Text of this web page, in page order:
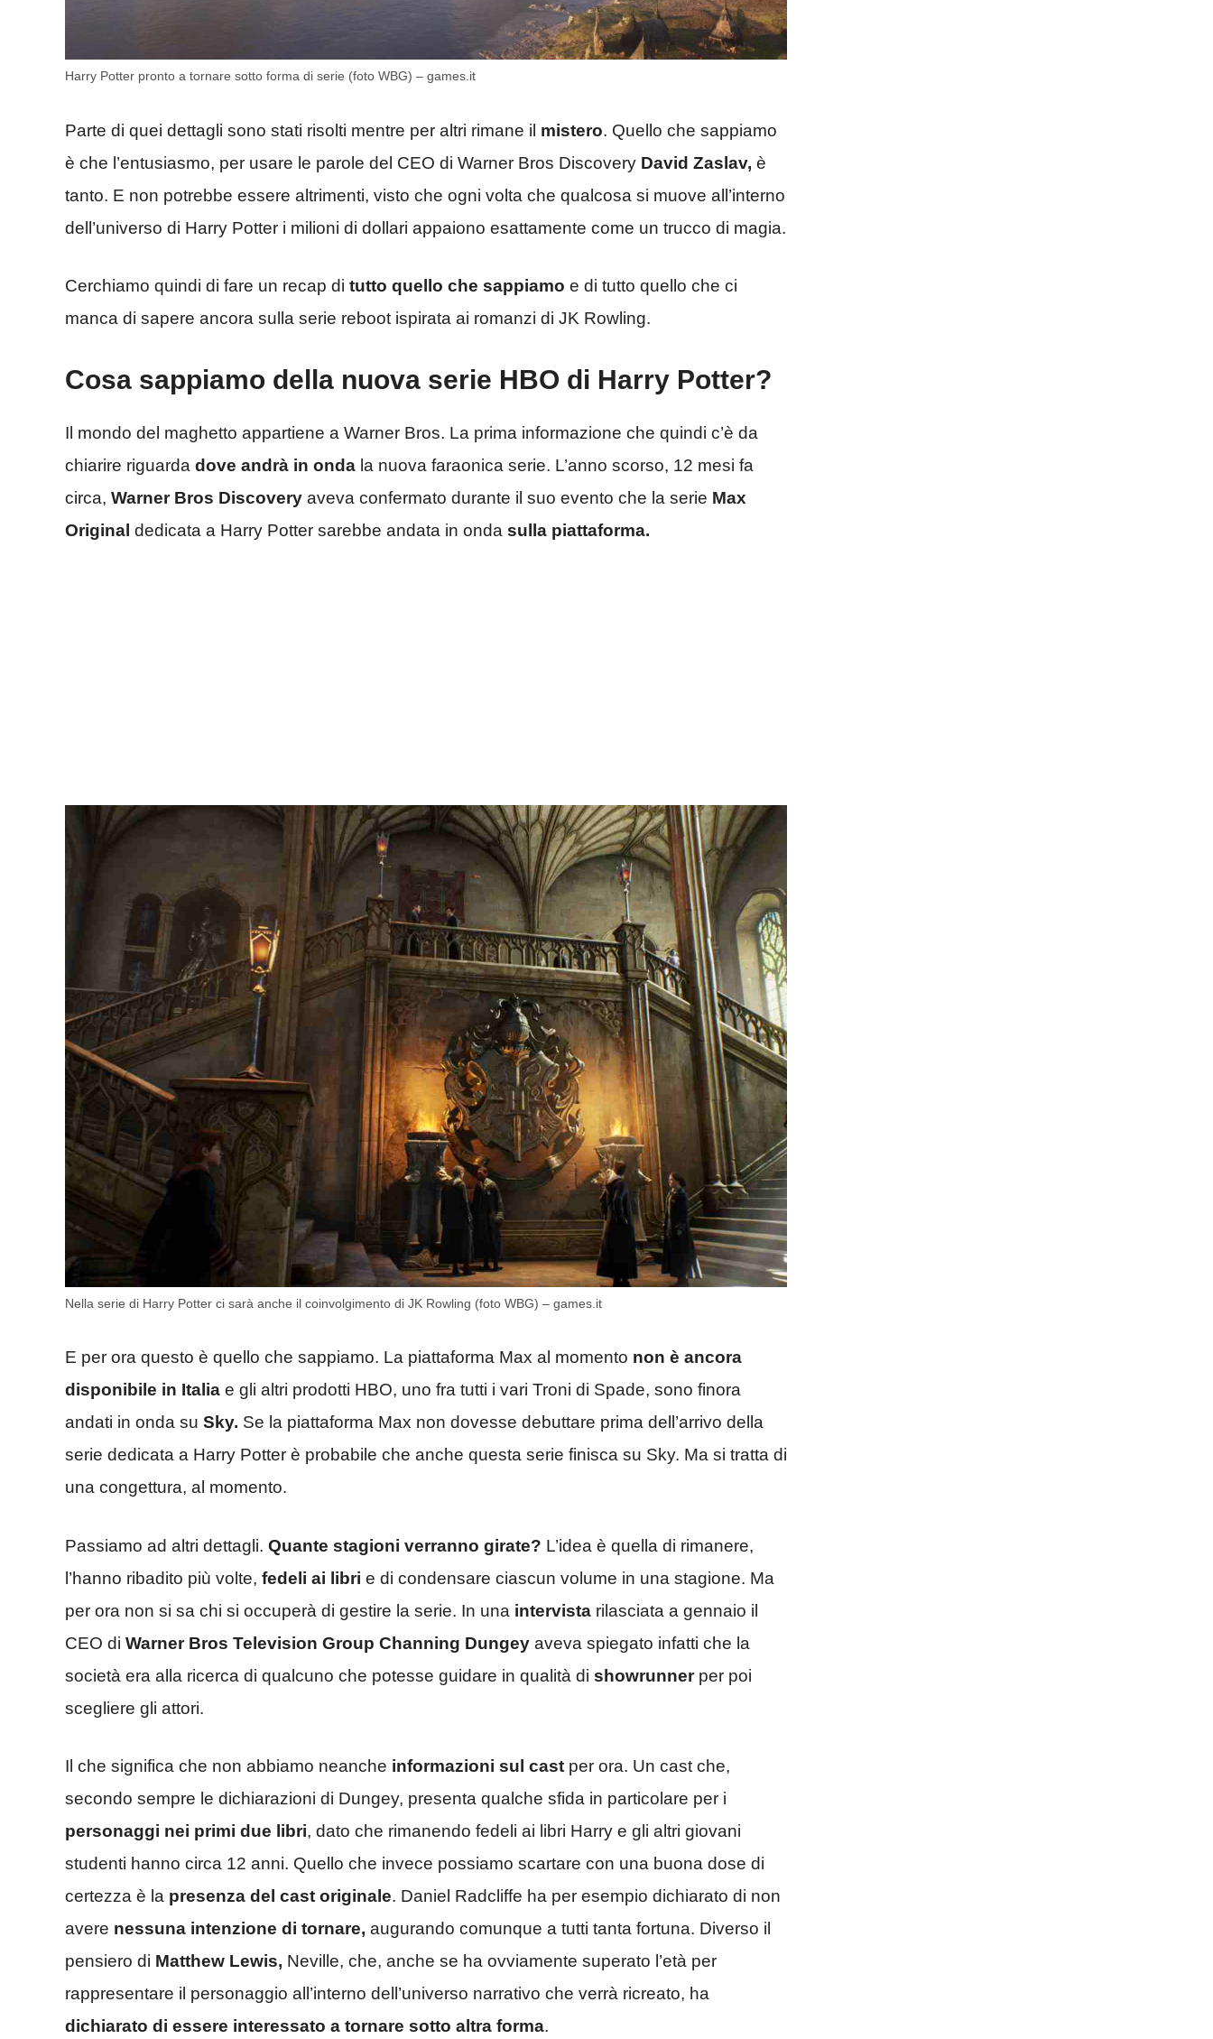
Harry Potter pronto a tornare sotto forma di serie (foto WBG) – games.it
Parte di quei dettagli sono stati risolti mentre per altri rimane il mistero. Quello che sappiamo
è che l’entusiasmo, per usare le parole del CEO di Warner Bros Discovery David Zaslav, è
tanto. E non potrebbe essere altrimenti, visto che ogni volta che qualcosa si muove all’interno
dell’universo di Harry Potter i milioni di dollari appaiono esattamente come un trucco di magia.
Cerchiamo quindi di fare un recap di tutto quello che sappiamo e di tutto quello che ci
manca di sapere ancora sulla serie reboot ispirata ai romanzi di JK Rowling.
Cosa sappiamo della nuova serie HBO di Harry Potter?
Il mondo del maghetto appartiene a Warner Bros. La prima informazione che quindi c’è da
chiarire riguarda dove andrà in onda la nuova faraonica serie. L’anno scorso, 12 mesi fa
circa, Warner Bros Discovery aveva confermato durante il suo evento che la serie Max
Original dedicata a Harry Potter sarebbe andata in onda sulla piattaforma.
Nella serie di Harry Potter ci sarà anche il coinvolgimento di JK Rowling (foto WBG) – games.it
E per ora questo è quello che sappiamo. La piattaforma Max al momento non è ancora
disponibile in Italia e gli altri prodotti HBO, uno fra tutti i vari Troni di Spade, sono finora
andati in onda su Sky. Se la piattaforma Max non dovesse debuttare prima dell’arrivo della
serie dedicata a Harry Potter è probabile che anche questa serie finisca su Sky. Ma si tratta di
una congettura, al momento.
Passiamo ad altri dettagli. Quante stagioni verranno girate? L’idea è quella di rimanere,
l’hanno ribadito più volte, fedeli ai libri e di condensare ciascun volume in una stagione. Ma
per ora non si sa chi si occuperà di gestire la serie. In una intervista rilasciata a gennaio il
CEO di Warner Bros Television Group Channing Dungey aveva spiegato infatti che la
società era alla ricerca di qualcuno che potesse guidare in qualità di showrunnerper poi
scegliere gli attori.
Il che significa che non abbiamo neanche informazioni sul cast per ora. Un cast che,
secondo sempre le dichiarazioni di Dungey, presenta qualche sfida in particolare per i
personaggi nei primi due libri, dato che rimanendo fedeli ai libri Harry e gli altri giovani
studenti hanno circa 12 anni. Quello che invece possiamo scartare con una buona dose di
certezza è la presenza del cast originale. Daniel Radcliffe ha per esempio dichiarato di non
avere nessuna intenzione di tornare, augurando comunque a tutti tanta fortuna. Diverso il
pensiero di Matthew Lewis, Neville, che, anche se ha ovviamente superato l’età per
rappresentare il personaggio all’interno dell’universo narrativo che verrà ricreato, ha
dichiarato di essere interessato a tornare sotto altra forma.